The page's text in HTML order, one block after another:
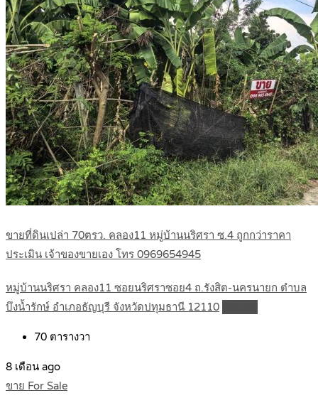
ขายที่ดินเปล่า 70ตรว. คลอง11 หมู่บ้านนริศรา ซ.4 ถูกกว่าราคา
ประเมิน เจ้าของขายเอง โทร 0969654945
หมู่บ้านนริศรา คลอง11 ซอยนริศราซอย4 ถ.รังสิต-นครนายก ตำบล
บึงน้ำรักษ์ อำเภอธัญบุรี จังหวัดปทุมธานี 12110
70 ตารางวา
8 เดือน ago
ขาย For Sale